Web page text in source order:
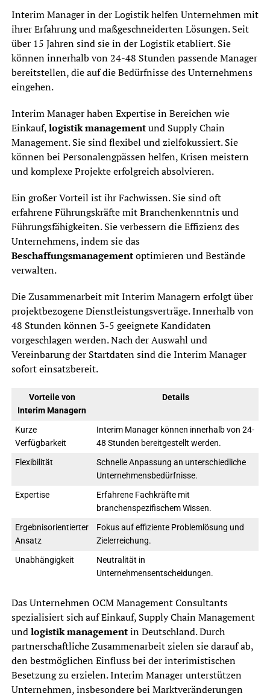
Interim Manager in der Logistik helfen Unternehmen mit
ihrer Erfahrung und maßgeschneiderten Lösungen. Seit
über 15 Jahren sind sie in der Logistik etabliert. Sie
können innerhalb von 24-48 Stunden passende Manager
bereitstellen, die auf die Bedürfnisse des Unternehmens
eingehen.
Interim Manager haben Expertise in Bereichen wie
Einkauf,logistik managementund Supply Chain
Management. Sie sind flexibel und zielfokussiert. Sie
können bei Personalengpässen helfen, Krisen meistern
und komplexe Projekte erfolgreich absolvieren.
Ein großer Vorteil ist ihr Fachwissen. Sie sind oft
erfahrene Führungskräfte mit Branchenkenntnis und
Führungsfähigkeiten. Sie verbessern die Effizienz des
Unternehmens, indem sie das
Beschaffungsmanagementoptimieren und Bestände
verwalten.
Die Zusammenarbeit mit Interim Managern erfolgt über
projektbezogene Dienstleistungsverträge. Innerhalb von
48 Stunden können 3-5 geeignete Kandidaten
vorgeschlagen werden. Nach der Auswahl und
Vereinbarung der Startdaten sind die Interim Manager
sofort einsatzbereit.
Vorteile von
Interim Managern
Details
Kurze
Verfügbarkeit
Interim Manager können innerhalb von 24-
48 Stunden bereitgestellt werden.
Flexibilität
Schnelle Anpassung an unterschiedliche
Unternehmensbedürfnisse.
Expertise
Erfahrene Fachkräfte mit
branchenspezifischem Wissen.
Ergebnisorientierter
Ansatz
Fokus auf effiziente Problemlösung und
Zielerreichung.
Unabhängigkeit
Neutralität in
Unternehmensentscheidungen.
Das Unternehmen OCM Management Consultants
spezialisiert sich auf Einkauf, Supply Chain Management
undlogistik managementin Deutschland. Durch
partnerschaftliche Zusammenarbeit zielen sie darauf ab,
den bestmöglichen Einfluss bei der interimistischen
Besetzung zu erzielen. Interim Manager unterstützen
Unternehmen, insbesondere bei Marktveränderungen